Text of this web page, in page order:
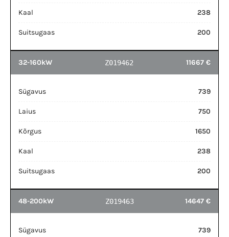
Kaal 238
Suitsugaas 200
32-160kW Z019462 11667 €
Sügavus 739
Laius 750
Kõrgus 1650
Kaal 238
Suitsugaas 200
48-200kW Z019463 14647 €
Sügavus 739